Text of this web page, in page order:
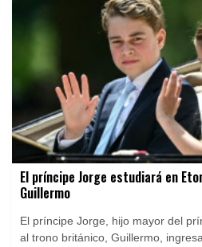
El príncipe Jorge estudiará en
Guillermo
El príncipe Jorge, hijo mayor del
al trono británico, Guillermo,